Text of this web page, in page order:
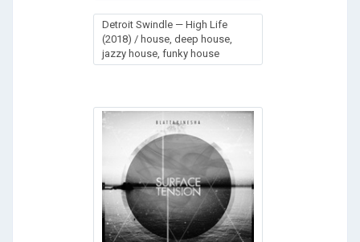
Detroit Swindle — High Life
(2018) / house, deep house,
jazzy house, funky house